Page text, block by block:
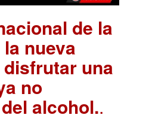
de la
nueva
una
no
alcohol..